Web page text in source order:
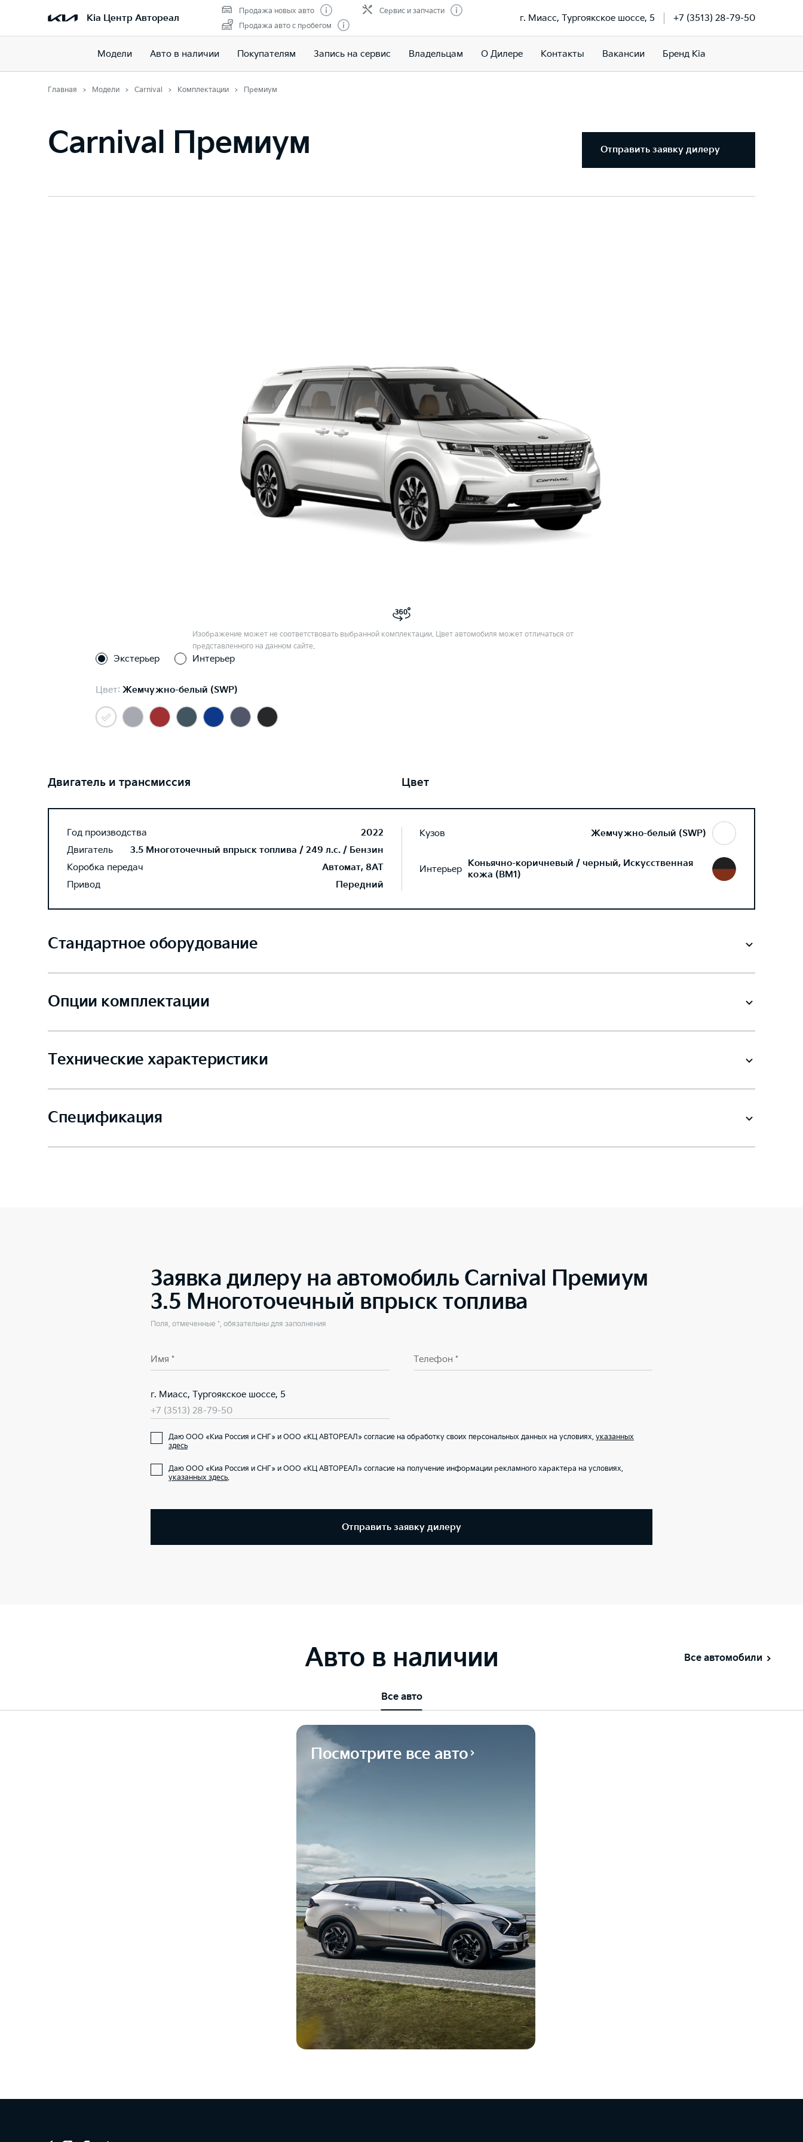
Kia Центр Автореал
Продажа новых авто
Продажа авто с пробегом
Сервис и запчасти
г. Миасс, Тургоякское шоссе, 5 +7 (3513) 28-79-50
Модели Авто в наличии Покупателям Запись на сервис Владельцам О Дилере Контакты Вакансии Бренд Kia
Главная Модели Carnival Комплектации Премиум
Carnival Премиум Отправить заявку дилеру
Изображение может не соответствовать выбранной комплектации. Цвет автомобиля может отличаться от
представленного на данном сайте.
Экстерьер Интерьер
Цвет: Жемчужно-белый (SWP)
Двигатель и трансмиссия
Год производства
2022
Двигатель
3.5 Многоточечный впрыск топлива / 249 л.с. / Бензин
Коробка передач
Автомат, 8AT
Привод
Передний
Цвет
Кузов Жемчужно-белый (SWP)
Интерьер Коньячно-коричневый / черный, Искусственная
кожа (BM1)
Стандартное оборудование
Опции комплектации
Технические характеристики
Спецификация
Заявка дилеру на автомобиль Carnival Премиум
3.5 Многоточечный впрыск топлива
Поля, отмеченные *, обязательны для заполнения
Имя * Телефон *
г. Миасс, Тургоякское шоссе, 5
+7 (3513) 28-79-50
Даю ООО «Киа Россия и СНГ» и ООО «КЦ АВТОРЕАЛ» согласие на обработку своих персональных данных на условиях, указанных
здесь
Даю ООО «Киа Россия и СНГ» и ООО «КЦ АВТОРЕАЛ» согласие на получение информации рекламного характера на условиях,
указанных здесь.
Отправить заявку дилеру
Авто в наличии Все автомобили
Все авто
Посмотрите все авто